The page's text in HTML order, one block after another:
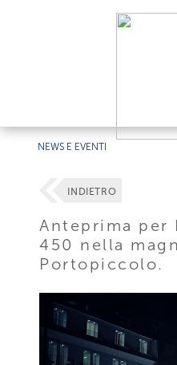
NEWS E EVENTI
INDIETRO
Anteprima per
450 nella
Portopiccolo.